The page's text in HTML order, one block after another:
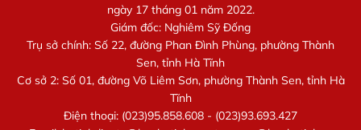
ngày 17 tháng 01 năm 2022.
Giám đốc: Nghiêm Sỹ Đống
Trụ sở chính: Số 22, đường Phan Đình Phùng, phường Thành
Sen, tỉnh Hà Tĩnh
Cơ sở 2: Số 01, đường Võ Liêm Sơn, phường Thành Sen, tỉnh Hà
Tĩnh
Điện thoại: (023)95.858.608 - (023)93.693.427